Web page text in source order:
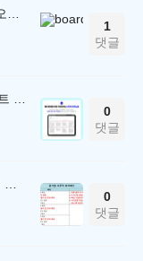
[공지] 크롬 플레이어 초기화 실패 - 오류 조치 방법 안내 (Chrome 142 버전, Edge)
1
댓글
🔥위포트 교재를 e-book으로! <위포트 스마트학습실>
0
댓글
Q. [환급·연장] 공기업 프리패스 개정 안내 (25.01.21 18:00~)
0
댓글